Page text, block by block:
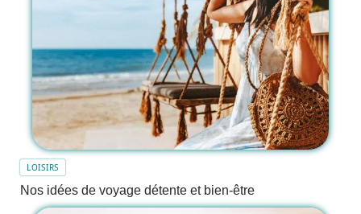
LOISIRS
Nos idées de voyage détente et bien-être